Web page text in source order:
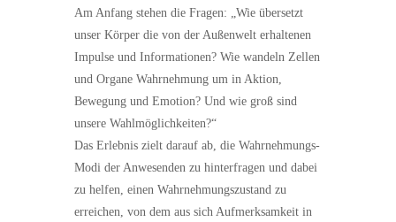
Am Anfang stehen die Fragen: „Wie übersetzt
unser Körper die von der Außenwelt erhaltenen
Impulse und Informationen? Wie wandeln Zellen
und Organe Wahrnehmung um in Aktion,
Bewegung und Emotion? Und wie groß sind
unsere Wahlmöglichkeiten?“
Das Erlebnis zielt darauf ab, die Wahrnehmungs-
Modi der Anwesenden zu hinterfragen und dabei
zu helfen, einen Wahrnehmungszustand zu
erreichen, von dem aus sich Aufmerksamkeit in